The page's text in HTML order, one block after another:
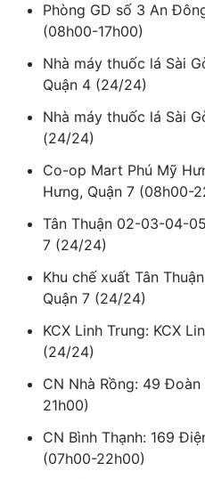
Phòng GD số 3 An
(08h00-17h00)
Nhà máy thuốc lá Sài
Quận 4 (24/24)
Nhà máy thuốc lá Sài
(24/24)
Co-op Mart Phú Mỹ
Hưng, Quận 7 (08h00-
Tân Thuận 02-03-04-
7 (24/24)
Khu chế xuất Tân
Quận 7 (24/24)
KCX Linh Trung: KCX
(24/24)
CN Nhà Rồng: 49
21h00)
CN Bình Thạnh: 169
(07h00-22h00)